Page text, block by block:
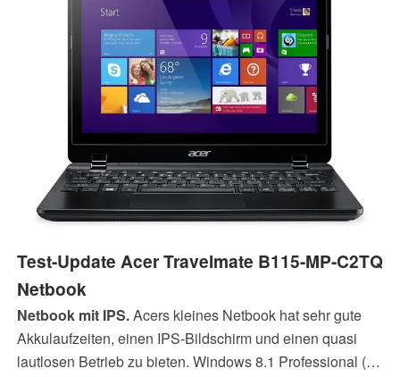
Test-Update Acer Travelmate B115-MP-C2TQ
Netbook
Netbook mit IPS.Acers kleines Netbook hat sehr gute
Akkulaufzeiten, einen IPS-Bildschirm und einen quasi
lautlosen Betrieb zu bieten. Windows 8.1 Professional (64